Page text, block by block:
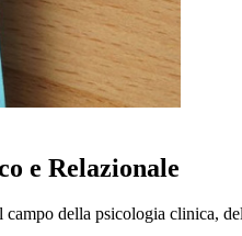
e Relazionale
della psicologia clinica,